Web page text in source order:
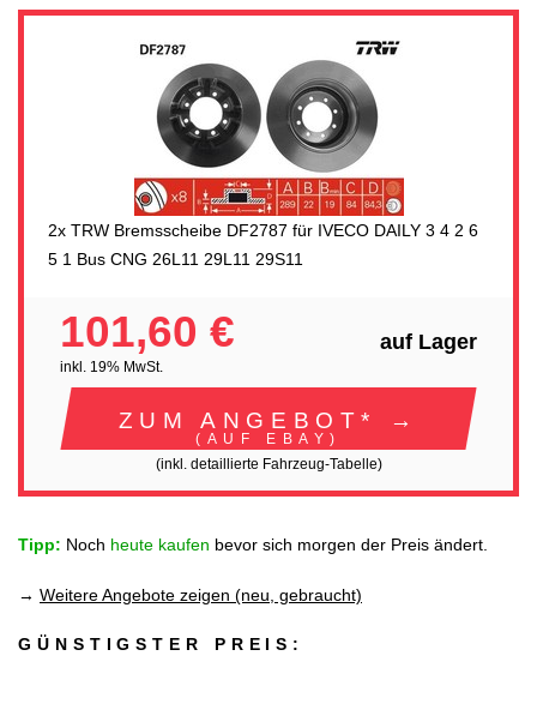
2x TRW Bremsscheibe DF2787 für IVECO DAILY 3 4 2 6
5 1 Bus CNG 26L11 29L11 29S11
101,60 €
inkl. 19% MwSt.
auf Lager
ZUM ANGEBOT* →
(AUF EBAY)
(inkl. detaillierte Fahrzeug-Tabelle)
Tipp: Noch heute kaufen bevor sich morgen der Preis ändert.
→ Weitere Angebote zeigen (neu, gebraucht)
GÜNSTIGSTER PREIS: